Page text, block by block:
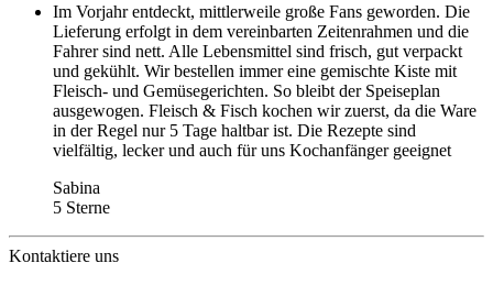
Im Vorjahr entdeckt, mittlerweile große Fans geworden. Die
Lieferung erfolgt in dem vereinbarten Zeitenrahmen und die
Fahrer sind nett. Alle Lebensmittel sind frisch, gut verpackt
und gekühlt. Wir bestellen immer eine gemischte Kiste mit
Fleisch- und Gemüsegerichten. So bleibt der Speiseplan
ausgewogen. Fleisch & Fisch kochen wir zuerst, da die Ware
in der Regel nur 5 Tage haltbar ist. Die Rezepte sind
vielfältig, lecker und auch für uns Kochanfänger geeignet
Sabina
5 Sterne
Kontaktiere uns